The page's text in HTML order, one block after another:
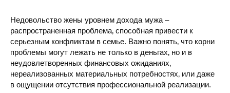
Недовольство жены уровнем дохода мужа –
распространенная проблема‚ способная привести к
серьезным конфликтам в семье. Важно понять‚ что корни
проблемы могут лежать не только в деньгах‚ но и в
неудовлетворенных финансовых ожиданиях‚
нереализованных материальных потребностях‚ или даже
в ощущении отсутствия профессиональной реализации.